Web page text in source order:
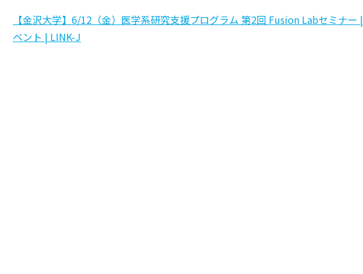
【金沢大学】6/12（金）医学系研究支援プログラム 第2回 Fusion Labセミナー
ベント | LINK-J